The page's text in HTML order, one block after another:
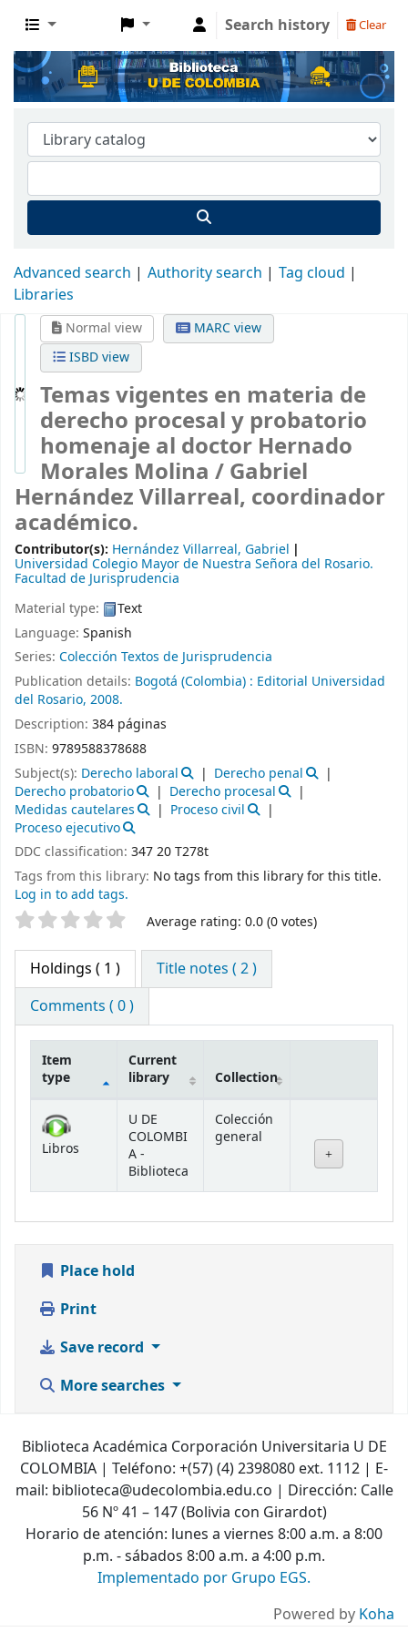
Search history Clear
Advanced search Authority search
Tag cloud
Libraries
Normal view
MARC view
ISBD view
Temas vigentes en materia de
derecho procesal y probatorio
homenaje al doctor Hernado
Morales Molina /Gabriel
Hernández Villarreal, coordinador
académico.
Contributor(s): Hernández Villarreal, Gabriel
Universidad Colegio Mayor de Nuestra Señora del Rosario.
Facultad de Jurisprudencia
Material type:
Text
Language: Spanish
Series: Colección Textos de Jurisprudencia
Publication details: Bogotá (Colombia) : Editorial Universidad
del Rosario, 2008.
Description: 384 páginas
ISBN: 9789588378688
Subject(s): Derecho laboral
Derecho penal
Derecho probatorio
Derecho procesal
Medidas cautelares
Proceso civil
Proceso ejecutivo
DDC classification: 347 20 T278t
Tags from this library: No tags from this library for this title.
Log in to add tags.
Star ratings Average rating: 0.0 (0 votes)
Holdings ( 1 )
Title notes ( 2 )
Comments ( 0 )
Holdings
Item
type
Current
library
Collection
Libros
U DE
COLOMBI
A -
Biblioteca
Colección
general
Place hold
Print
Save record
More searches
Biblioteca Académica Corporación Universitaria U DE
COLOMBIA | Teléfono: +(57) (4) 2398080 ext. 1112 | E-
mail: biblioteca@udecolombia.edu.co | Dirección: Calle
56 Nº 41 – 147 (Bolivia con Girardot)
Horario de atención: lunes a viernes 8:00 a.m. a 8:00
p.m. - sábados 8:00 a.m. a 4:00 p.m.
Implementado por Grupo EGS.
Powered by Koha